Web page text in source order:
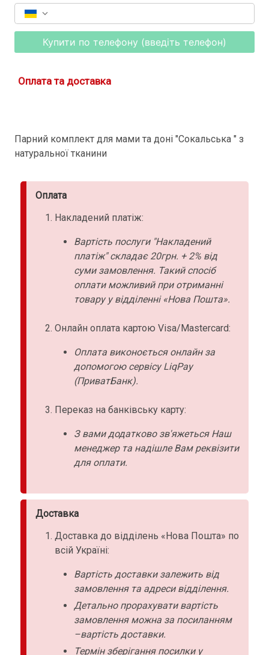
Купити по телефону (введіть телефон)
Оплата та доставка
Парний комплект для мами та доні "Сокальська " з
натуральної тканини
Оплата
Накладений платіж:
Вартість послуги "Накладений
платіж" складає 20грн. + 2% від
суми замовлення. Такий спосіб
оплати можливий при отриманні
товару у відділенні «Нова Пошта».
Онлайн оплата картою Visa/Mastercard:
Оплата виконоється онлайн за
допомогою сервісу LiqPay
(ПриватБанк).
Переказ на банківську карту:
З вами додатково зв'яжеться Наш
менеджер та надішле Вам реквізити
для оплати.
Доставка
Доставка до відділень «Нова Пошта» по
всій Україні:
Вартість доставки залежить від
замовлення та адреси відділення.
Детально прорахувати вартість
замовлення можна за посиланням
–вартість доставки.
Термін зберігання посилки у